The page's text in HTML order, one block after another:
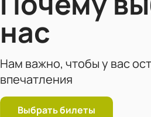
нас
Нам важно, чтобы у вас
впечатления
Выбрать билеты